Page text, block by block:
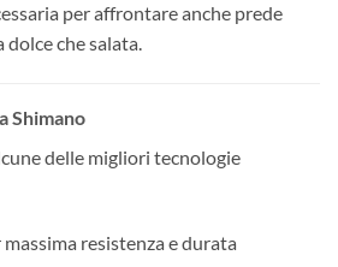
per affrontare anche prede
che salata.
Shimano
delle migliori tecnologie
resistenza e durata